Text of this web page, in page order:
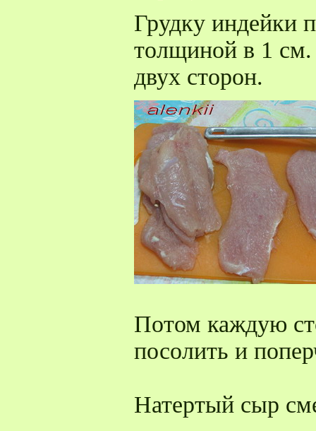
Грудку индейки
толщиной в 1 см.
двух сторон.
Потом каждую
посолить и
Натертый сыр